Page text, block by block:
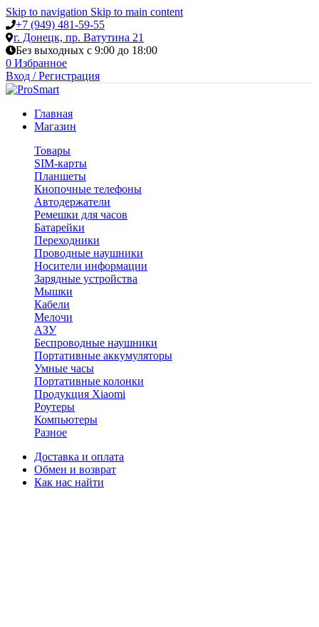
Skip to navigation Skip to main content
+7 (949) 481-59-55
г. Донецк, пр. Ватутина 21
Без выходных с 9:00 до 18:00
0 Избранное
Вход / Регистрация
Главная
Магазин
Товары
SIM-карты
Планшеты
Кнопочные телефоны
Автодержатели
Ремешки для часов
Батарейки
Переходники
Проводные наушники
Носители информации
Зарядные устройства
Мышки
Кабели
Мелочи
АЗУ
Беспроводные наушники
Портативные аккумуляторы
Умные часы
Портативные колонки
Продукция Xiaomi
Роутеры
Компьютеры
Разное
Доставка и оплата
Обмен и возврат
Как нас найти